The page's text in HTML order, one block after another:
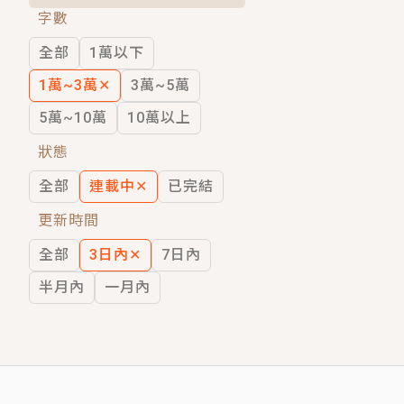
穿越｜《穿越遠古後成了野人娘子》你
字數
全部
1萬以下
1萬~3萬 ✕
3萬~5萬
5萬~10萬
10萬以上
狀態
全部
連載中 ✕
已完結
更新時間
全部
3日內 ✕
7日內
半月內
一月內